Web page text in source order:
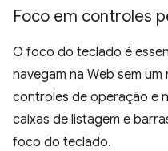
Foco em controles
O foco do teclado é
navegam na Web sem um
controles de operação e
caixas de listagem e
foco do teclado.